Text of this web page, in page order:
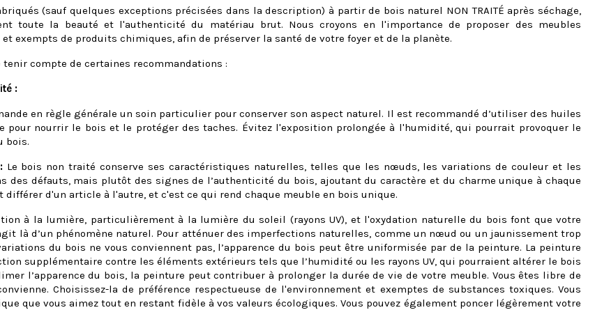
(sauf quelques exceptions précisées dans la description) à partir de bois naturel NON TRAITÉ après séchage,
toute la beauté et l'authenticité du matériau brut. Nous croyons en l'importance de proposer des meubles
exempts de produits chimiques, afin de préserver la santé de votre foyer et de la planète.
compte de certaines recommandations :
:
en règle générale un soin particulier pour conserver son aspect naturel. Il est recommandé d’utiliser des huiles
pour nourrir le bois et le protéger des taches. Évitez l'exposition prolongée à l'humidité, qui pourrait provoquer le
bois.
Le bois non traité conserve ses caractéristiques naturelles, telles que les nœuds, les variations de couleur et les
des défauts, mais plutôt des signes de l’authenticité du bois, ajoutant du caractère et du charme unique à chaque
différer d'un article à l'autre, et c'est ce qui rend chaque meuble en bois unique.
à la lumière, particulièrement à la lumière du soleil (rayons UV), et l'oxydation naturelle du bois font que votre
là d’un phénomène naturel. Pour atténuer des imperfections naturelles, comme un nœud ou un jaunissement trop
du bois ne vous conviennent pas, l’apparence du bois peut être uniformisée par de la peinture. La peinture
supplémentaire contre les éléments extérieurs tels que l’humidité ou les rayons UV, qui pourraient altérer le bois
l’apparence du bois, la peinture peut contribuer à prolonger la durée de vie de votre meuble. Vous êtes libre de
Choisissez-la de préférence respectueuse de l'environnement et exemptes de substances toxiques. Vous
que vous aimez tout en restant fidèle à vos valeurs écologiques. Vous pouvez également poncer légèrement votre